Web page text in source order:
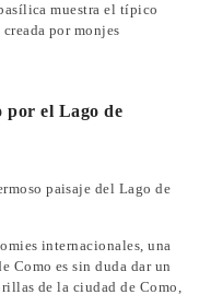
muestra el típico
por monjes
por el Lago de
paisaje del Lago de
internacionales, una
Como es sin duda dar un
de la ciudad de Como,